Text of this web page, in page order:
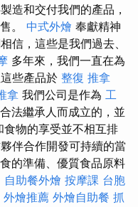
造和交付我們的產品，
。 中式外燴 奉獻精神
信，這些是我們過去、
多年來，我們一直在為
些產品於 整復 推拿
拿 我們公司是作為 工
法繼承人而成立的，並
物的享受並不相互排
伴合作開發可持續的當
的準備、優質食品原料
自助餐外燴 按摩課 台胞
外燴推薦 外燴自助餐 抓